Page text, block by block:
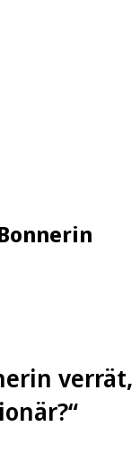
verrät,